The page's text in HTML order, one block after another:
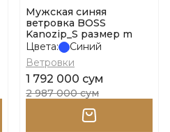
Мужская синяя
ветровка BOSS
Kanozip_S размер m
Цвета:
Синий
Ветровки
1 792 000 сум
2 987 000 сум